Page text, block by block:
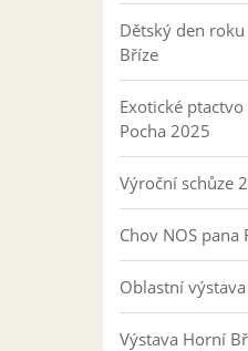
Dětský den
Bříze
Exotické
Pocha 2025
Výroční schůze
Chov NOS pana
Oblastní
Výstava Horní